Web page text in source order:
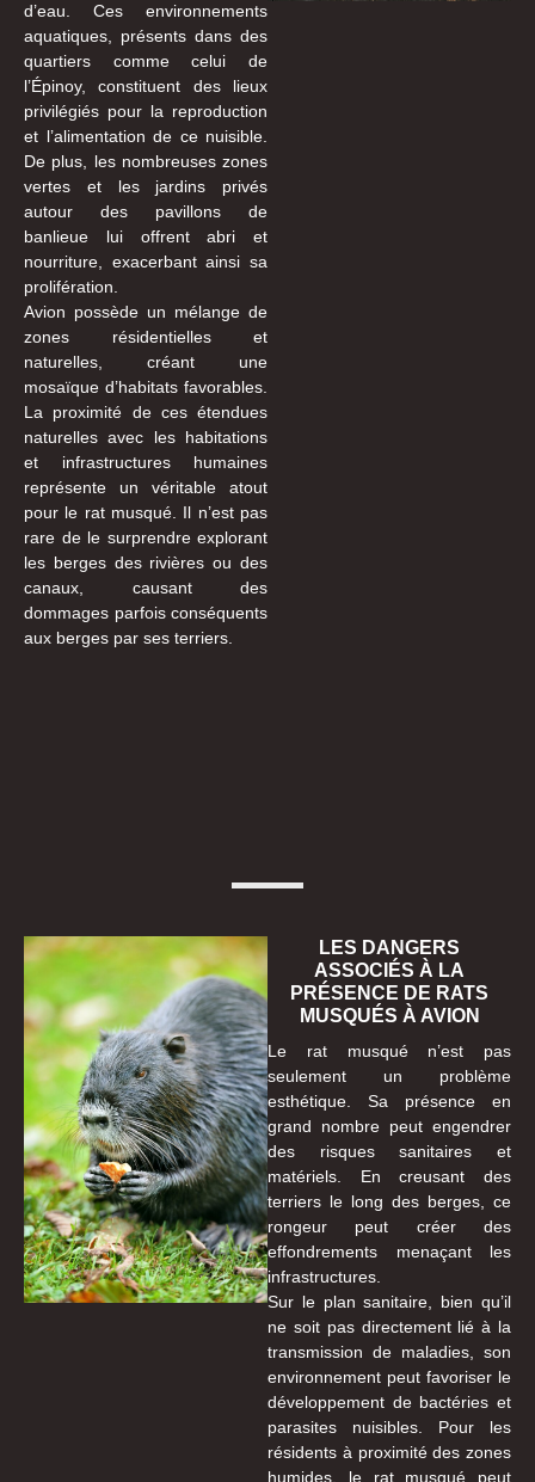
d’eau. Ces environnements
aquatiques, présents dans des
quartiers comme celui de
l’Épinoy, constituent des lieux
privilégiés pour la reproduction
et l’alimentation de ce nuisible.
De plus, les nombreuses zones
vertes et les jardins privés
autour des pavillons de
banlieue lui offrent abri et
nourriture, exacerbant ainsi sa
prolifération.
Avion possède un mélange de
zones résidentielles et
naturelles, créant une
mosaïque d’habitats favorables.
La proximité de ces étendues
naturelles avec les habitations
et infrastructures humaines
représente un véritable atout
pour le rat musqué. Il n’est pas
rare de le surprendre explorant
les berges des rivières ou des
canaux, causant des
dommages parfois conséquents
aux berges par ses terriers.
LES DANGERS
ASSOCIÉS À LA
PRÉSENCE DE RATS
MUSQUÉS À AVION
Le rat musqué n’est pas
seulement un problème
esthétique. Sa présence en
grand nombre peut engendrer
des risques sanitaires et
matériels. En creusant des
terriers le long des berges, ce
rongeur peut créer des
effondrements menaçant les
infrastructures.
Sur le plan sanitaire, bien qu’il
ne soit pas directement lié à la
transmission de maladies, son
environnement peut favoriser le
développement de bactéries et
parasites nuisibles. Pour les
résidents à proximité des zones
humides, le rat musqué peut